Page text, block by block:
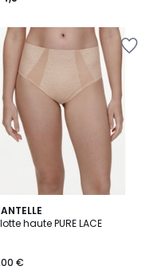
haute PURE LACE
€